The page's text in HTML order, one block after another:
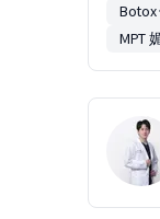
MPT